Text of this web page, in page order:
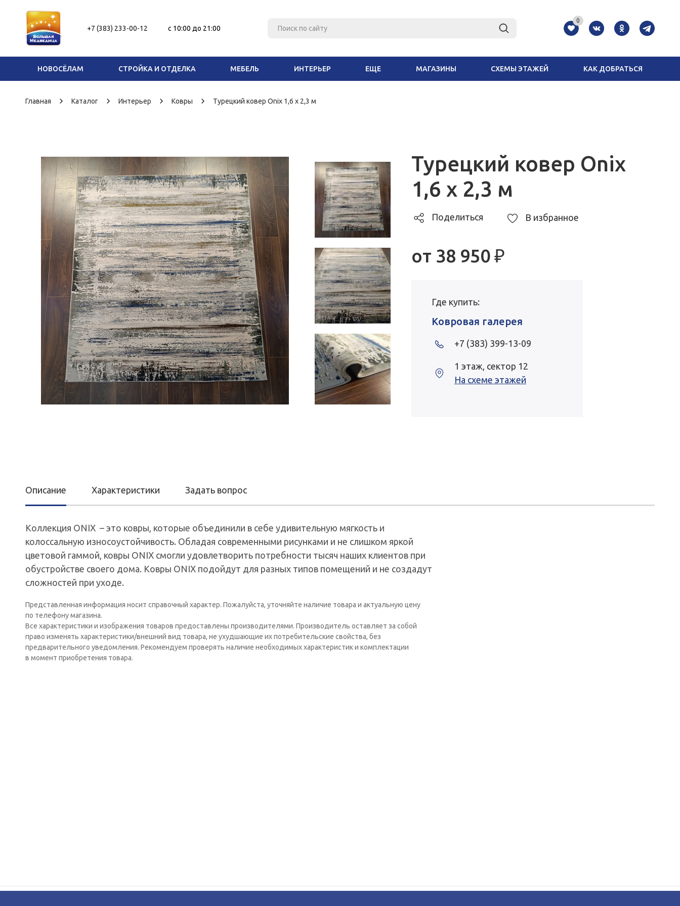
+7 (383) 233-00-12 c 10:00 до 21:00
0
НОВОСЁЛАМ СТРОЙКА И ОТДЕЛКА МЕБЕЛЬ ИНТЕРЬЕР ЕЩЕ МАГАЗИНЫ СХЕМЫ ЭТАЖЕЙ КАК ДОБРАТЬСЯ
Главная Каталог Интерьер Ковры Турецкий ковер Onix 1,6 х 2,3 м
Турецкий ковер Onix
1,6 х 2,3 м
Поделиться В избранное
от 38 950₽
Где купить:
Ковровая галерея
+7 (383) 399-13-09
1 этаж, сектор 12
На схеме этажей
Описание Характеристики Задать вопрос
Коллекция ONIX – это ковры, которые объединили в себе удивительную мягкость и
колоссальную износоустойчивость. Обладая современными рисунками и не слишком яркой
цветовой гаммой, ковры ONIX смогли удовлетворить потребности тысяч наших клиентов при
обустройстве своего дома. Ковры ONIX подойдут для разных типов помещений и не создадут
сложностей при уходе.
Представленная информация носит справочный характер. Пожалуйста, уточняйте наличие товара и актуальную цену
по телефону магазина.
Все характеристики и изображения товаров предоставлены производителями. Производитель оставляет за собой
право изменять характеристики/внешний вид товара, не ухудшающие их потребительские свойства, без
предварительного уведомления. Рекомендуем проверять наличие необходимых характеристик и комплектации
в момент приобретения товара.